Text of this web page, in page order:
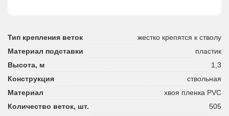
Тип крепления веток
жестко крепятся к стволу
Материал подставки
пластик
Высота, м
1,3
Конструкция
ствольная
Материал
хвоя пленка PVC
Количество веток, шт.
505